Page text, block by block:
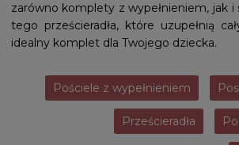
zarówno komplety z wypełnieniem, jak i
tego prześcieradła, które uzupełnią
idealny komplet dla Twojego dziecka.
Pościele z wypełnieniem
Prześcieradła